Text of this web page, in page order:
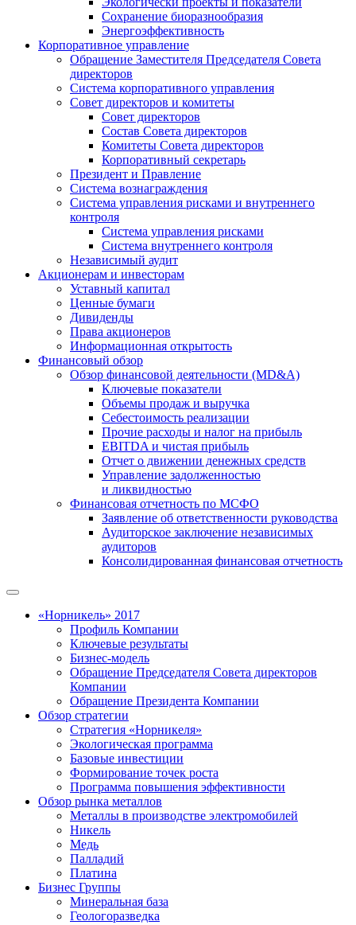
Сохранение биоразнообразия
Энергоэффективность
Корпоративное управление
Обращение Заместителя Председателя Совета
директоров
Система корпоративного управления
Совет директоров и комитеты
Совет директоров
Состав Совета директоров
Комитеты Совета директоров
Корпоративный секретарь
Президент и Правление
Система вознаграждения
Система управления рисками и внутреннего
контроля
Система управления рисками
Система внутреннего контроля
Независимый аудит
Акционерам и инвесторам
Уставный капитал
Ценные бумаги
Дивиденды
Права акционеров
Информационная открытость
Финансовый обзор
Обзор финансовой деятельности (MD&A)
Ключевые показатели
Объемы продаж и выручка
Себестоимость реализации
Прочие расходы и налог на прибыль
EBITDA и чистая прибыль
Отчет о движении денежных средств
Управление задолженностью
и ликвидностью
Финансовая отчетность по МСФО
Заявление об ответственности руководства
Аудиторское заключение независимых
аудиторов
Консолидированная финансовая отчетность
«Норникель» 2017
Профиль Компании
Ключевые результаты
Бизнес-модель
Обращение Председателя Совета директоров
Компании
Обращение Президента Компании
Обзор стратегии
Стратегия «Норникеля»
Экологическая программа
Базовые инвестиции
Формирование точек роста
Программа повышения эффективности
Обзор рынка металлов
Металлы в производстве электромобилей
Никель
Медь
Палладий
Платина
Бизнес Группы
Минеральная база
Геологоразведка